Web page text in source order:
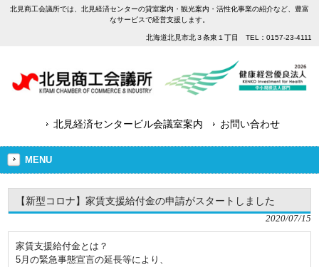
北見商工会議所では、北見経済センターの貸室案内・観光案内・活性化事業の紹介など、豊富
なサービスで経営支援します。
北海道北見市北３条東１丁目 TEL：0157-23-4111
北見経済センタービル会議室案内 お問い合わせ
MENU
【新型コロナ】家賃支援給付金の申請がスタートしました
2020/07/15
家賃支援給付金とは？
5月の緊急事態宣言の延長等により、